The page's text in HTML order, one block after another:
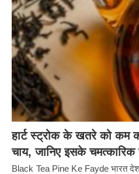
हार्ट स्ट्रोक के खतरे को कम
चाय, जानिए इसके चमत्कारिक
Black Tea Pine Ke Fayde भारत